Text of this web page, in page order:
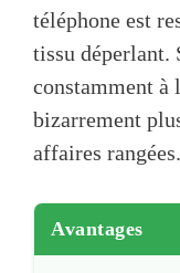
téléphone est
tissu déperlant.
constamment à
bizarrement
affaires rangées.
Avantages